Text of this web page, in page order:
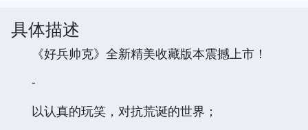
具体描述
《好兵帅克》全新精美收藏版本震撼上市！
-
以认真的玩笑，对抗荒诞的世界；